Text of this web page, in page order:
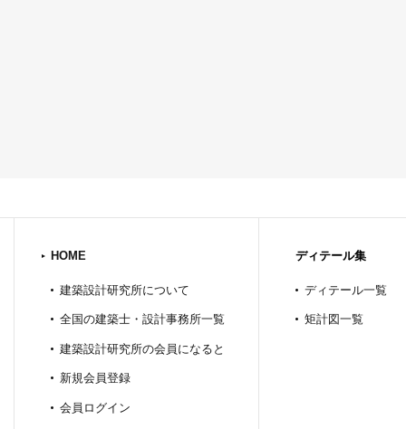
HOME
建築設計研究所について
全国の建築士・設計事務所一覧
建築設計研究所の会員になると
新規会員登録
会員ログイン
ディテール集
ディテール一覧
矩計図一覧